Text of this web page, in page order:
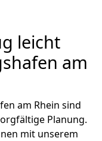
leicht
am
am Rhein sind
Planung.
mit unserem